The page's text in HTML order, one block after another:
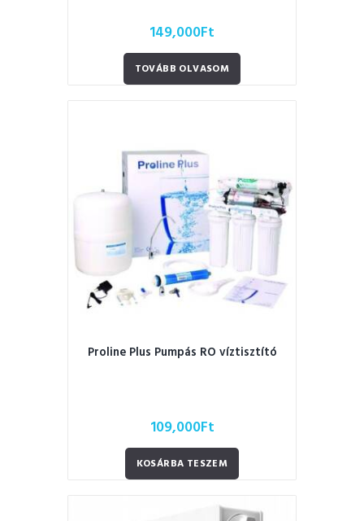
149,000Ft
TOVÁBB OLVASOM
Proline Plus Pumpás RO víztisztító
109,000Ft
KOSÁRBA TESZEM